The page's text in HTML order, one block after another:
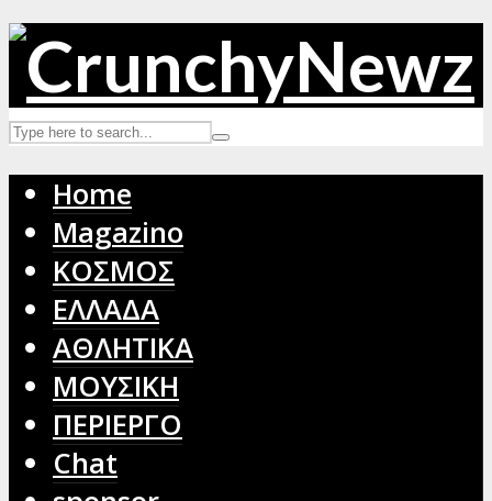
Home
Magazino
ΚΟΣΜΟΣ
ΕΛΛΑΔΑ
ΑΘΛΗΤΙΚΑ
ΜΟΥΣΙΚΗ
ΠΕΡΙΕΡΓΟ
Chat